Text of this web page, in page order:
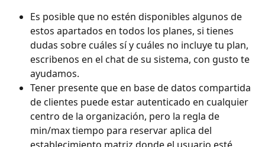
Es posible que no estén disponibles algunos de
estos apartados en todos los planes, si tienes
dudas sobre cuáles sí y cuáles no incluye tu plan,
escribenos en el chat de su sistema, con gusto te
ayudamos.
Tener presente que en base de datos compartida
de clientes puede estar autenticado en cualquier
centro de la organización, pero la regla de
min/max tiempo para reservar aplica del